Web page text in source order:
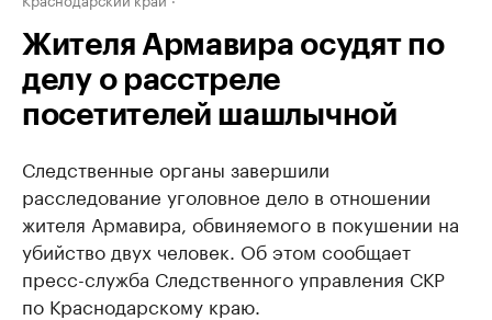
Жителя Армавира осудят по
делу о расстреле
посетителей шашлычной
Следственные органы завершили
расследование уголовное дело в отношении
жителя Армавира, обвиняемого в покушении на
убийство двух человек. Об этом сообщает
пресс-служба Следственного управления СКР
по Краснодарскому краю.